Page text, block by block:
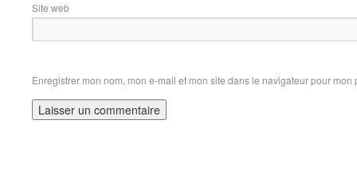
Site web
Enregistrer mon nom, mon e-mail et mon site dans le navigateur pour